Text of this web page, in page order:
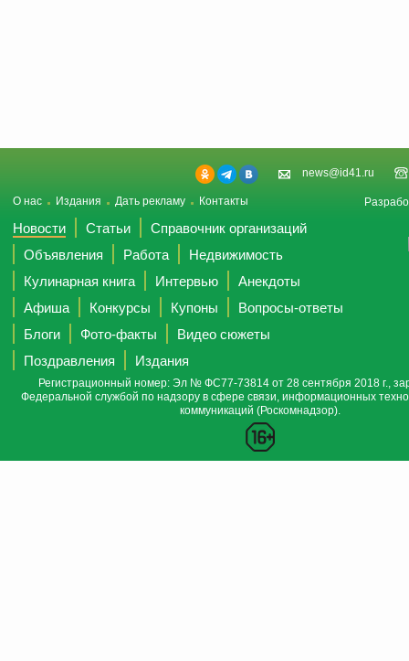
news@id41.ru
О нас Издания Дать рекламу Контакты
Новости Статьи
Справочник организаций
Объявления
Работа
Недвижимость
Кулинарная книга
Интервью
Анекдоты
Афиша
Конкурсы Купоны
Вопросы-ответы
Блоги
Фото-факты
Видео сюжеты
Поздравления
Издания
Регистрационный номер: Эл № ФС77-73814 от 28 сентября 2018 г.,
Федеральной службой по надзору в сфере связи, информационных
коммуникаций (Роскомнадзор).